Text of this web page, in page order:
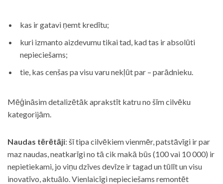
kas ir gatavi ņemt kredītu;
kuri izmanto aizdevumu tikai tad, kad tas ir absolūti
nepieciešams;
tie, kas cenšas pa visu varu nekļūt par – parādnieku.
Mēģināsim detalizētāk aprakstīt katru no šīm cilvēku
kategorijām.
Naudas tērētāji: šī tipa cilvēkiem vienmēr, patstāvīgi ir par
maz naudas, neatkarīgi no tā cik makā būs (100 vai 10 000) ir
nepietiekami, jo viņu dzīves devīze ir tagad un tūlīt un visu
inovatīvo, aktuālo. Vienlaicīgi nepieciešams remontēt